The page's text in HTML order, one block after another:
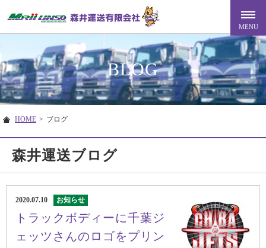
BLOG
HOME > ブログ
森井運送ブログ
2020.07.10 お知らせ
トラックボディーに千葉ジ
ェッツさんのロゴをプリン